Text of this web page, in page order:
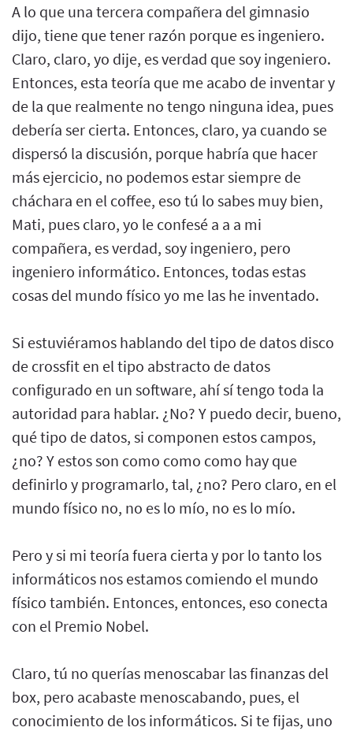
A lo que una tercera compañera del gimnasio
dijo, tiene que tener razón porque es ingeniero.
Claro, claro, yo dije, es verdad que soy ingeniero.
Entonces, esta teoría que me acabo de inventar y
de la que realmente no tengo ninguna idea, pues
debería ser cierta. Entonces, claro, ya cuando se
dispersó la discusión, porque habría que hacer
más ejercicio, no podemos estar siempre de
cháchara en el coffee, eso tú lo sabes muy bien,
Mati, pues claro, yo le confesé a a a mi
compañera, es verdad, soy ingeniero, pero
ingeniero informático. Entonces, todas estas
cosas del mundo físico yo me las he inventado.
Si estuviéramos hablando del tipo de datos disco
de crossfit en el tipo abstracto de datos
configurado en un software, ahí sí tengo toda la
autoridad para hablar. ¿No? Y puedo decir, bueno,
qué tipo de datos, si componen estos campos,
¿no? Y estos son como como como hay que
definirlo y programarlo, tal, ¿no? Pero claro, en el
mundo físico no, no es lo mío, no es lo mío.
Pero y si mi teoría fuera cierta y por lo tanto los
informáticos nos estamos comiendo el mundo
físico también. Entonces, entonces, eso conecta
con el Premio Nobel.
Claro, tú no querías menoscabar las finanzas del
box, pero acabaste menoscabando, pues, el
conocimiento de los informáticos. Si te fijas, uno